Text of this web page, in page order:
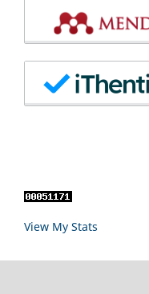
View My Stats